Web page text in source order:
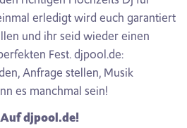
erledigt wird euch garantiert
und ihr seid wieder einen
Fest. djpool.de:
Anfrage stellen, Musik
es manchmal sein!
djpool.de!